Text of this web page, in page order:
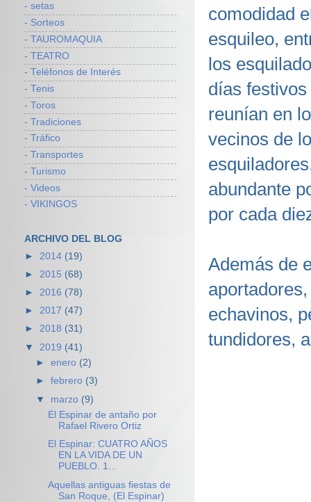
comodidad
esquileo,
los
días
reunían en
vecinos de
abundante
por cada
Además de
echavinos,
tundidores,
- setas
- Sorteos
- TAUROMAQUIA
- TEATRO
- Teléfonos de Interés
- Tenis
- Toros
- Tradiciones
- Tráfico
- Transportes
- Turismo
- Videos
- VIKINGOS
ARCHIVO DEL BLOG
► 2014 (19)
► 2015 (68)
► 2016 (78)
► 2017 (47)
► 2018 (31)
▼ 2019 (41)
►enero (2)
►febrero (3)
▼ marzo (9)
El Espinar de antaño por
Rafael Rivero Ortiz
El Espinar: CUATRO AÑOS
EN LA VIDA DE UN
PUEBLO. 1...
Aquellas antiguas fiestas de
San Roque, (El Espinar)